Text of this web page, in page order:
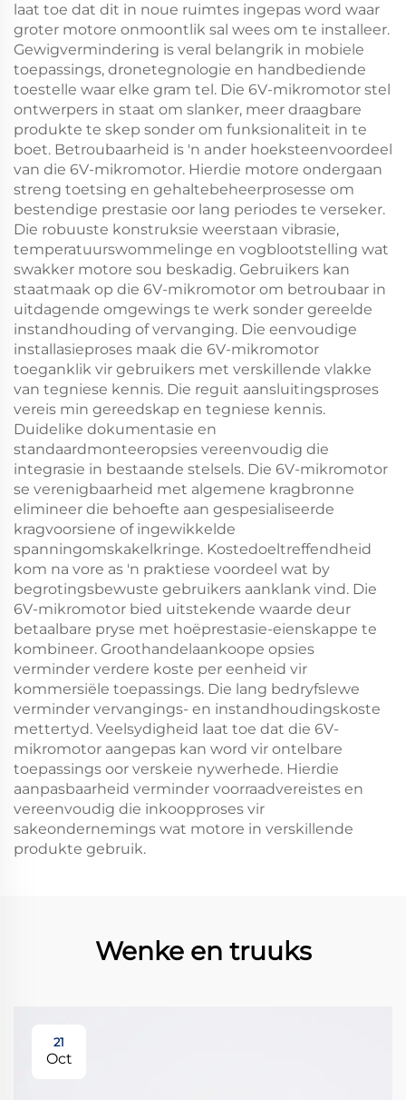
laat toe dat dit in noue ruimtes ingepas word waar
groter motore onmoontlik sal wees om te installeer.
Gewigvermindering is veral belangrik in mobiele
toepassings, dronetegnologie en handbediende
toestelle waar elke gram tel. Die 6V-mikromotor stel
ontwerpers in staat om slanker, meer draagbare
produkte te skep sonder om funksionaliteit in te
boet. Betroubaarheid is 'n ander hoeksteenvoordeel
van die 6V-mikromotor. Hierdie motore ondergaan
streng toetsing en gehaltebeheerprosesse om
bestendige prestasie oor lang periodes te verseker.
Die robuuste konstruksie weerstaan vibrasie,
temperatuurswommelinge en vogblootstelling wat
swakker motore sou beskadig. Gebruikers kan
staatmaak op die 6V-mikromotor om betroubaar in
uitdagende omgewings te werk sonder gereelde
instandhouding of vervanging. Die eenvoudige
installasieproses maak die 6V-mikromotor
toeganklik vir gebruikers met verskillende vlakke
van tegniese kennis. Die reguit aansluitingsproses
vereis min gereedskap en tegniese kennis.
Duidelike dokumentasie en
standaardmonteeropsies vereenvoudig die
integrasie in bestaande stelsels. Die 6V-mikromotor
se verenigbaarheid met algemene kragbronne
elimineer die behoefte aan gespesialiseerde
kragvoorsiene of ingewikkelde
spanningomskakelkringe. Kostedoeltreffendheid
kom na vore as 'n praktiese voordeel wat by
begrotingsbewuste gebruikers aanklank vind. Die
6V-mikromotor bied uitstekende waarde deur
betaalbare pryse met hoëprestasie-eienskappe te
kombineer. Groothandelaankoope opsies
verminder verdere koste per eenheid vir
kommersiële toepassings. Die lang bedryfslewe
verminder vervangings- en instandhoudingskoste
mettertyd. Veelsydigheid laat toe dat die 6V-
mikromotor aangepas kan word vir ontelbare
toepassings oor verskeie nywerhede. Hierdie
aanpasbaarheid verminder voorraadvereistes en
vereenvoudig die inkoopproses vir
sakeondernemings wat motore in verskillende
produkte gebruik.
Wenke en truuks
21
Oct